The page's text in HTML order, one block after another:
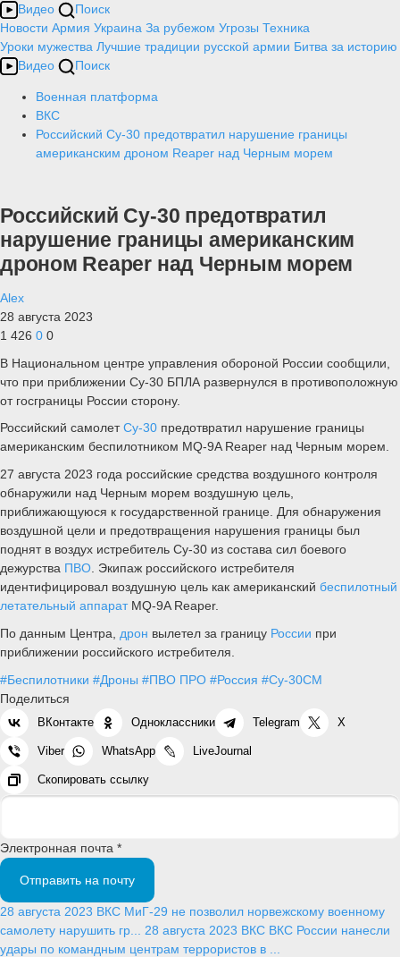
Видео
Поиск
Новости Армия Украина За рубежом Угрозы Техника
Уроки мужества Лучшие традиции русской армии Битва за историю
Видео
Поиск
Военная платформа
ВКС
Российский Су-30 предотвратил нарушение границы
американским дроном Reaper над Черным морем
Российский Су-30 предотвратил
нарушение границы американским
дроном Reaper над Черным морем
Alex
28 августа 2023
1 426 0 0
В Национальном центре управления обороной России сообщили,
что при приближении Су-30 БПЛА развернулся в противоположную
от госграницы России сторону.
Российский самолетСу-30 предотвратил нарушение границы
американским беспилотником MQ-9A Reaper над Черным морем.
27 августа 2023 года российские средства воздушного контроля
обнаружили над Черным морем воздушную цель,
приближающуюся к государственной границе. Для обнаружения
воздушной цели и предотвращения нарушения границы был
поднят в воздух истребитель Су-30 из состава сил боевого
дежурства ПВО . Экипаж российского истребителя
идентифицировал воздушную цель как американский беспилотный
летательный аппарат MQ-9A Reaper.
По данным Центра, дрон вылетел за границу России при
приближении российского истребителя.
#Беспилотники #Дроны #ПВО ПРО #Россия #Су-30СМ
Поделиться
ВКонтакте Одноклассники Telegram X
Viber WhatsApp LiveJournal
Скопировать ссылку
Электронная почта *
Отправить на почту
28 августа 2023 ВКС МиГ-29 не позволил норвежскому военному
самолету нарушить гр... 28 августа 2023 ВКС ВКС России нанесли
удары по командным центрам террористов в ...